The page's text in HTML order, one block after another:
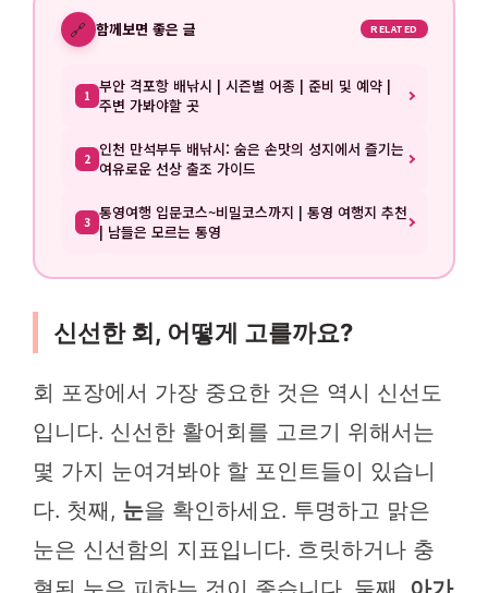
🔗 함께보면 좋은 글 RELATED
1 부안 격포항 배낚시 | 시즌별 어종 | 준비 및 예약 |
주변 가봐야할 곳
2 인천 만석부두 배낚시: 숨은 손맛의 성지에서 즐기는
여유로운 선상 출조 가이드
3 통영여행 입문코스~비밀코스까지 | 통영 여행지 추천
| 남들은 모르는 통영
신선한 회, 어떻게 고를까요?
회 포장에서 가장 중요한 것은 역시 신선도
입니다. 신선한 활어회를 고르기 위해서는
몇 가지 눈여겨봐야 할 포인트들이 있습니
다. 첫째, 눈을 확인하세요. 투명하고 맑은
눈은 신선함의 지표입니다. 흐릿하거나 충